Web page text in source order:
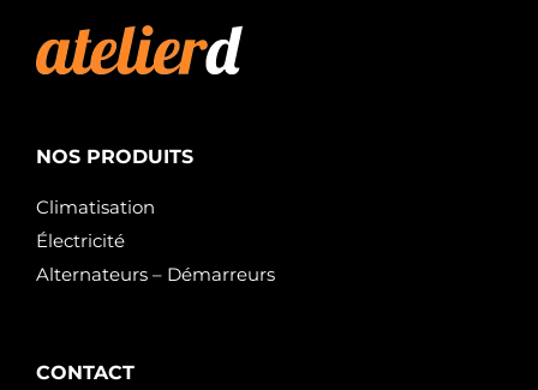
NOS PRODUITS
Climatisation
Électricité
Alternateurs – Démarreurs
CONTACT